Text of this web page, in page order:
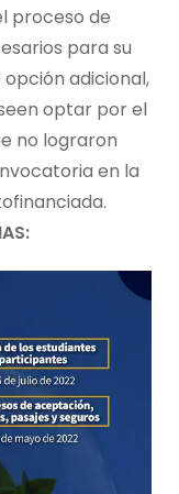
proceso de
para su
opción adicional,
optar por el
no lograron
en la